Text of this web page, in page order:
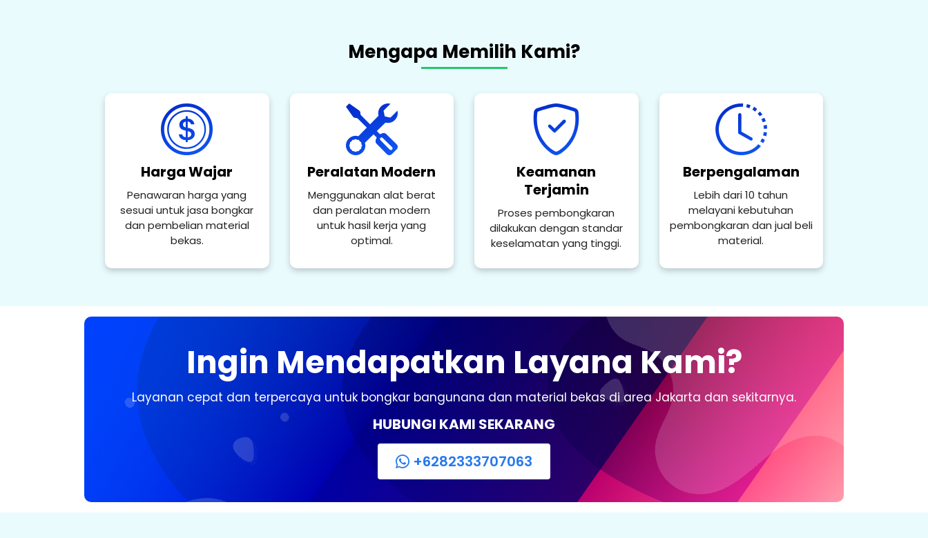
Mengapa Memilih Kami?
Harga Wajar
Penawaran harga yang
sesuai untuk jasa bongkar
dan pembelian material
bekas.
Peralatan Modern
Menggunakan alat berat
dan peralatan modern
untuk hasil kerja yang
optimal.
Keamanan
Terjamin
Proses pembongkaran
dilakukan dengan standar
keselamatan yang tinggi.
Berpengalaman
Lebih dari 10 tahun
melayani kebutuhan
pembongkaran dan jual beli
material.
Ingin Mendapatkan Layana Kami?
Layanan cepat dan terpercaya untuk bongkar bangunana dan material bekas di area Jakarta dan sekitarnya.
HUBUNGI KAMI SEKARANG
+6282333707063